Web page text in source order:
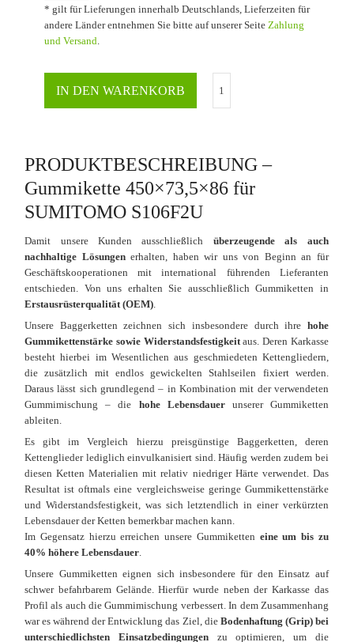
* gilt für Lieferungen innerhalb Deutschlands, Lieferzeiten für
andere Länder entnehmen Sie bitte auf unserer SeiteZahlung
und Versand.
IN DEN WARENKORB
PRODUKTBESCHREIBUNG –
Gummikette 450×73,5×86 für
SUMITOMO S106F2U
Damit unsere Kunden ausschließlich überzeugende als auch
nachhaltige Lösungenerhalten, haben wir uns von Beginn an für
Geschäftskooperationen mit international führenden Lieferanten
entschieden. Von uns erhalten Sie ausschließlich Gummiketten in
Erstausrüsterqualität (OEM).
Unsere Baggerketten zeichnen sich insbesondere durch ihre hohe
Gummikettenstärke sowie Widerstandsfestigkeitaus. Deren Karkasse
besteht hierbei im Wesentlichen aus geschmiedeten Kettengliedern,
die zusätzlich mit endlos gewickelten Stahlseilen fixiert werden.
Daraus lässt sich grundlegend – in Kombination mit der verwendeten
Gummimischung – die hohe Lebensdauerunserer Gummiketten
ableiten.
Es gibt im Vergleich hierzu preisgünstige Baggerketten, deren
Kettenglieder lediglich einvulkanisiert sind. Häufig werden zudem bei
diesen Ketten Materialien mit relativ niedriger Härte verwendet. Das
Resultat ist oftmals eine vergleichsweise geringe Gummikettenstärke
und Widerstandsfestigkeit, was sich letztendlich in einer verkürzten
Lebensdauer der Ketten bemerkbar machen kann.
Im Gegensatz hierzu erreichen unsere Gummiketten eine um bis zu
40% höhere Lebensdauer.
Unsere Gummiketten eignen sich insbesondere für den Einsatz auf
schwer befahrbarem Gelände. Hierfür wurde neben der Karkasse das
Profil als auch die Gummimischung verbessert. In dem Zusammenhang
war es während der Entwicklung das Ziel, die Bodenhaftung (Grip) bei
unterschiedlichsten Einsatzbedingungenzu optimieren, um die